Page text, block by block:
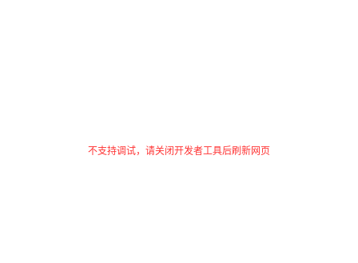
不支持调试，请关闭开发者工具后刷新网页